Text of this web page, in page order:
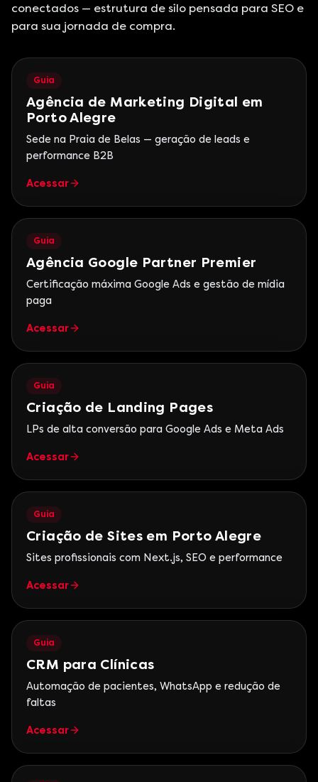
conectados — estrutura de silo pensada para SEO e
para sua jornada de compra.
Guia
Agência de Marketing Digital em
Porto Alegre
Sede na Praia de Belas — geração de leads e
performance B2B
Acessar
Guia
Agência Google Partner Premier
Certificação máxima Google Ads e gestão de mídia
paga
Acessar
Guia
Criação de Landing Pages
LPs de alta conversão para Google Ads e Meta Ads
Acessar
Guia
Criação de Sites em Porto Alegre
Sites profissionais com Next.js, SEO e performance
Acessar
Guia
CRM para Clínicas
Automação de pacientes, WhatsApp e redução de
faltas
Acessar